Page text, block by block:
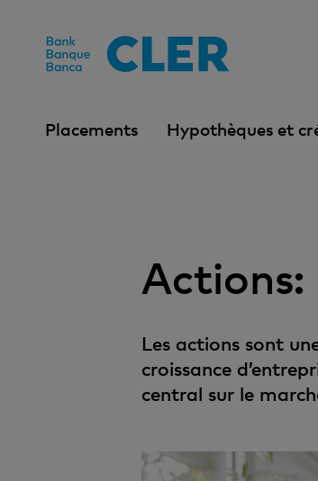
Placements Hypothèques et
Les actions sont
croissance
central sur le